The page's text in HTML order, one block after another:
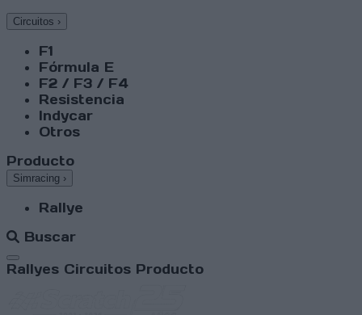
Circuitos ›
F1
Fórmula E
F2 / F3 / F4
Resistencia
Indycar
Otros
Producto
Simracing ›
Rallye
Buscar
Abrir menú
Rallyes Circuitos Producto